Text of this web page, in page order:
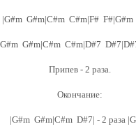
|G#m G#m|C#m C#m|F# F#|G#m
G#m|C#m C#m|D#7
Припев - 2 раза.
Окончание:
|G#m G#m|C#m D#7| - 2 раза